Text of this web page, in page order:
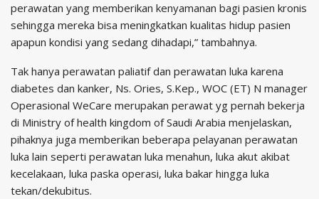
perawatan yang memberikan kenyamanan bagi pasien kronis
sehingga mereka bisa meningkatkan kualitas hidup pasien
apapun kondisi yang sedang dihadapi,” tambahnya.
Tak hanya perawatan paliatif dan perawatan luka karena
diabetes dan kanker, Ns. Ories, S.Kep., WOC (ET) N manager
Operasional WeCare merupakan perawat yg pernah bekerja
di Ministry of health kingdom of Saudi Arabia menjelaskan,
pihaknya juga memberikan beberapa pelayanan perawatan
luka lain seperti perawatan luka menahun, luka akut akibat
kecelakaan, luka paska operasi, luka bakar hingga luka
tekan/dekubitus.